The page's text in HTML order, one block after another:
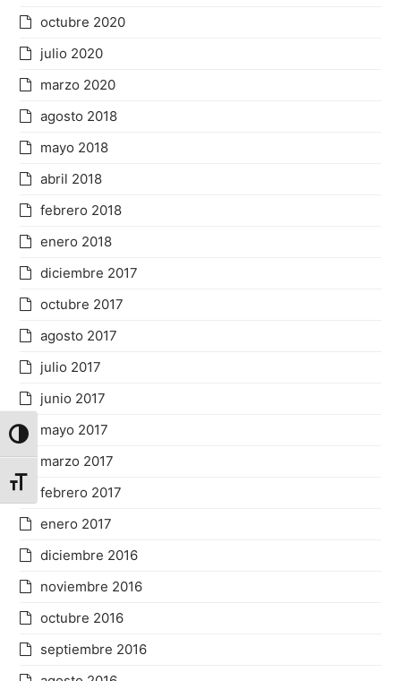
Alternar alto contraste
Alternar tamaño de letra
octubre 2020
julio 2020
marzo 2020
agosto 2018
mayo 2018
abril 2018
febrero 2018
enero 2018
diciembre 2017
octubre 2017
agosto 2017
julio 2017
junio 2017
mayo 2017
marzo 2017
febrero 2017
enero 2017
diciembre 2016
noviembre 2016
octubre 2016
septiembre 2016